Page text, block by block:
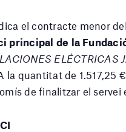
el contracte menor
principal de la
ELÉCTRICAS
la quantitat de 1.517,25
de finalitzar el servei